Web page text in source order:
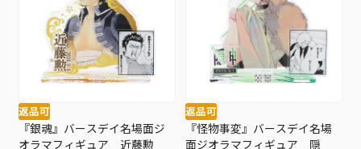
返品可
『銀魂』バースデイ名場面ジ
オラマフィギュア 近藤勲
返品可
『怪物事変』バースデイ名場
面ジオラマフィギュア 隠